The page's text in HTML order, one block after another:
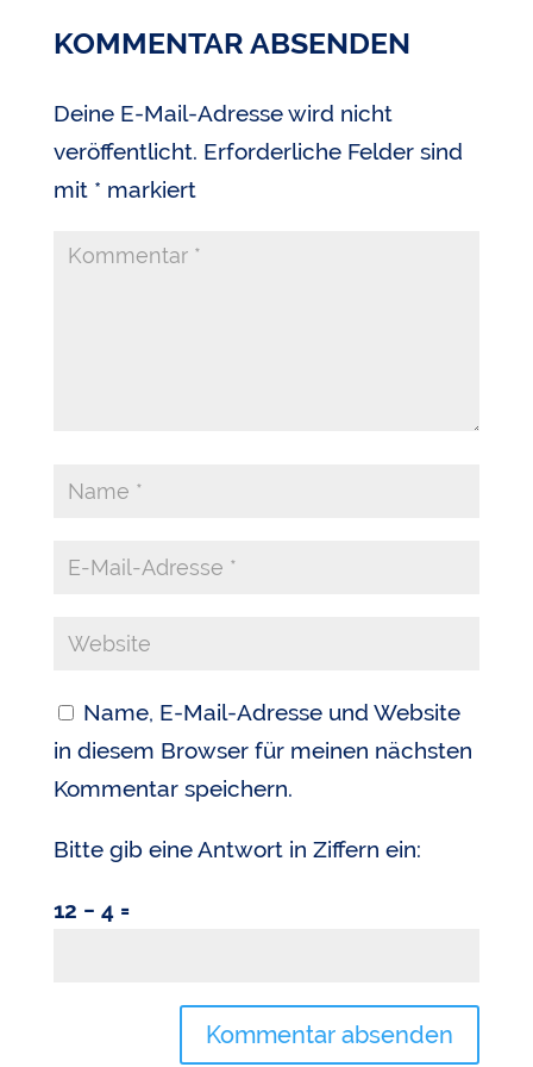
KOMMENTAR ABSENDEN
Deine E-Mail-Adresse wird nicht
veröffentlicht. Erforderliche Felder sind
mit * markiert
Name, E-Mail-Adresse und Website
in diesem Browser für meinen nächsten
Kommentar speichern.
Bitte gib eine Antwort in Ziffern ein:
12 − 4 =